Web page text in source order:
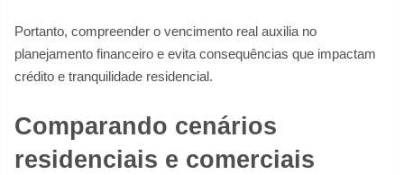
Portanto, compreender o vencimento real auxilia no
planejamento financeiro e evita consequências que impactam
crédito e tranquilidade residencial.
Comparando cenários
residenciais e comerciais